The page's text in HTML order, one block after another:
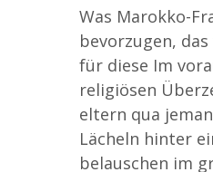
Was Marokko-
bevorzugen,
für diese Im
religiösen
eltern qua
Lächeln hinter
belauschen im